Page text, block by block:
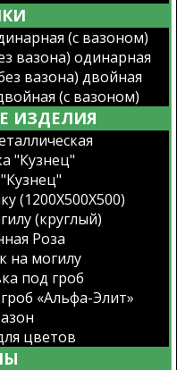
(с вазоном)
вазона) одинарная
вазона) двойная
(с вазоном)
ИЗДЕЛИЯ
"Кузнец"
(1200X500X500)
(круглый)
Роза
на могилу
под гроб
«Альфа-Элит»
цветов